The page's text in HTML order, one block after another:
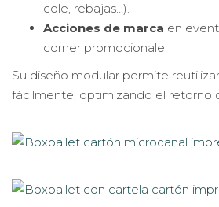
cole, rebajas…).
Acciones de marca en
corner promocionale.
Su diseño modular permite
fácilmente, optimizando el retorno